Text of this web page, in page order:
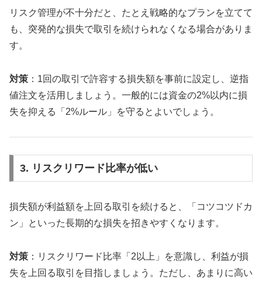
リスク管理が不十分だと、たとえ戦略的なプランを立てて
も、突発的な損失で取引を続けられなくなる場合がありま
す。
対策 ：1回の取引で許容する損失額を事前に設定し、逆指
値注文を活用しましょう。一般的には資金の2%以内に損
失を抑える「2%ルール」を守るとよいでしょう。
3. リスクリワード比率が低い
損失額が利益額を上回る取引を続けると、「コツコツドカ
ン」といった長期的な損失を招きやすくなります。
対策 ：リスクリワード比率「2以上」を意識し、利益が損
失を上回る取引を目指しましょう。ただし、あまりに高い